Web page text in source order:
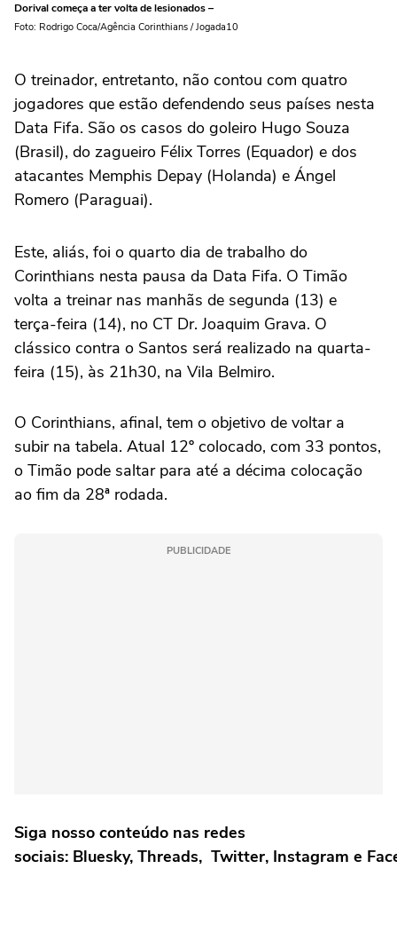
Dorival começa a ter volta de lesionados –
Foto: Rodrigo Coca/Agência Corinthians / Jogada10
O treinador, entretanto, não contou com quatro
jogadores que estão defendendo seus países nesta
Data Fifa. São os casos do goleiro Hugo Souza
(Brasil), do zagueiro Félix Torres (Equador) e dos
atacantes Memphis Depay (Holanda) e Ángel
Romero (Paraguai).
Este, aliás, foi o quarto dia de trabalho do
Corinthians nesta pausa da Data Fifa. O Timão
volta a treinar nas manhãs de segunda (13) e
terça-feira (14), no CT Dr. Joaquim Grava. O
clássico contra o Santos será realizado na quarta-
feira (15), às 21h30, na Vila Belmiro.
O Corinthians, afinal, tem o objetivo de voltar a
subir na tabela. Atual 12º colocado, com 33 pontos,
o Timão pode saltar para até a décima colocação
ao fim da 28ª rodada.
PUBLICIDADE
Siga nosso conteúdo nas redes
sociais: Bluesky, Threads, Twitter, Instagram e